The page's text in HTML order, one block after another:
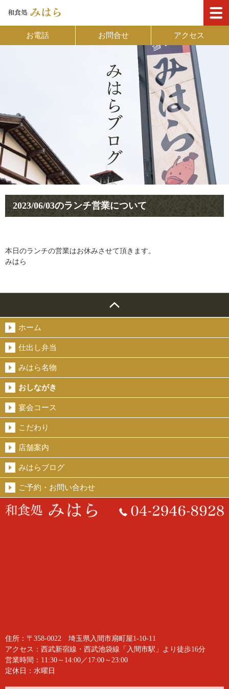
お電話 お問合せ アクセス
2023/06/03のランチ営業について
本日のランチの営業はお休みさせて頂きます。
みはら
ホーム
仕出し弁当
みはら名物
おしながき
宴会コース
こだわり
店舗案内
みはらブログ
ご予約・お問い合わせ
住所：〒358-0022 埼玉県入間市扇町屋1-10-11
アクセス：西武新宿線・西武池袋線「入間市駅」より徒歩16分
営業時間：11:30～14:00／17:00～23:00
定休日：水曜日